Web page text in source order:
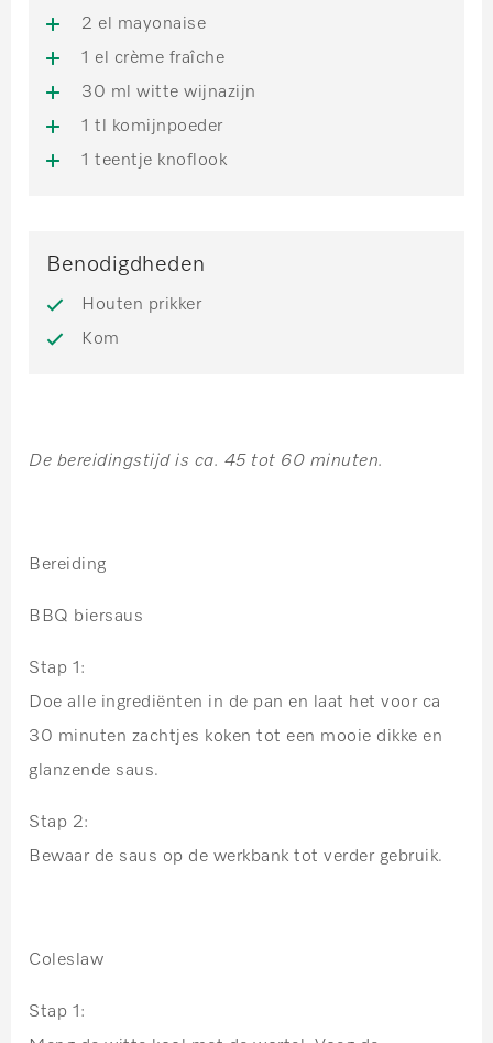
2 el mayonaise
1 el crème fraîche
30 ml witte wijnazijn
1 tl komijnpoeder
1 teentje knoflook
Benodigdheden
Houten prikker
Kom
De bereidingstijd is ca. 45 tot 60 minuten.
Bereiding
BBQ biersaus
Stap 1:
Doe alle ingrediënten in de pan en laat het voor ca
30 minuten zachtjes koken tot een mooie dikke en
glanzende saus.
Stap 2:
Bewaar de saus op de werkbank tot verder gebruik.
Coleslaw
Stap 1: